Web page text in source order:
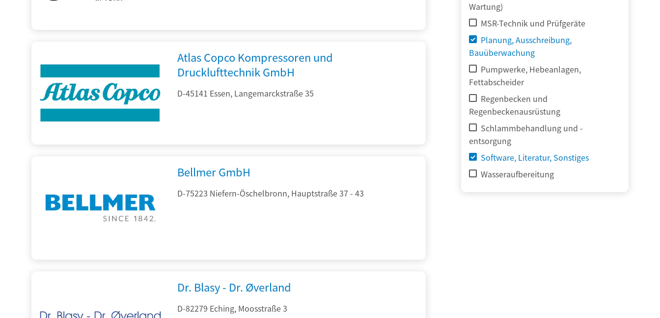
Wartung)
MSR-Technik und Prüfgeräte
Planung, Ausschreibung,
Bauüberwachung
Pumpwerke, Hebeanlagen,
Fettabscheider
Regenbecken und
Regenbeckenausrüstung
Schlammbehandlung und -
entsorgung
Software, Literatur, Sonstiges
Wasseraufbereitung
Atlas Copco Kompressoren und
Drucklufttechnik GmbH
D-45141 Essen, Langemarckstraße 35
Bellmer GmbH
D-75223 Niefern-Öschelbronn, Hauptstraße 37 - 43
Dr. Blasy - Dr. Øverland
D-82279 Eching, Moosstraße 3